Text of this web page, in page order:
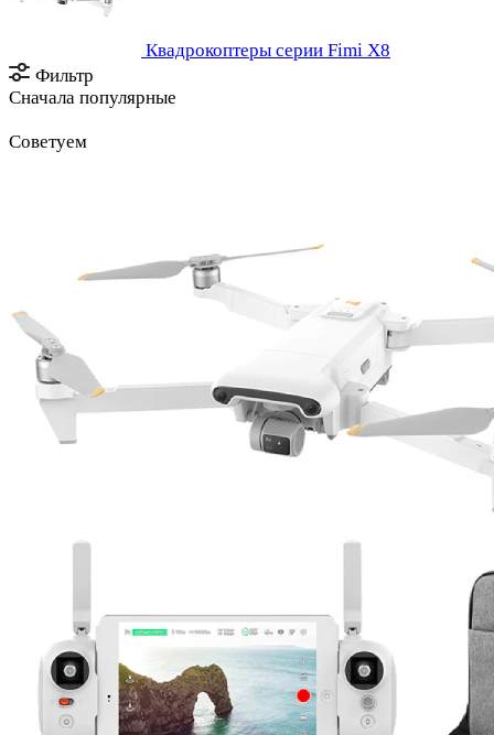
Квадрокоптеры серии Fimi X8
Фильтр
Сначала популярные
Советуем